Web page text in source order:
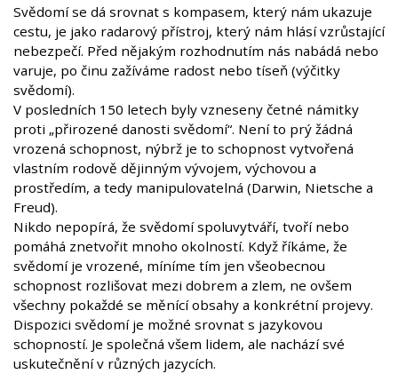
Svědomí se dá srovnat s kompasem, který nám ukazuje
cestu, je jako radarový přístroj, který nám hlásí vzrůstající
nebezpečí. Před nějakým rozhodnutím nás nabádá nebo
varuje, po činu zažíváme radost nebo tíseň (výčitky
svědomí).
V posledních 150 letech byly vzneseny četné námitky
proti „přirozené danosti svědomí“. Není to prý žádná
vrozená schopnost, nýbrž je to schopnost vytvořená
vlastním rodově dějinným vývojem, výchovou a
prostředím, a tedy manipulovatelná (Darwin, Nietsche a
Freud).
Nikdo nepopírá, že svědomí spoluvytváří, tvoří nebo
pomáhá znetvořit mnoho okolností. Když říkáme, že
svědomí je vrozené, míníme tím jen všeobecnou
schopnost rozlišovat mezi dobrem a zlem, ne ovšem
všechny pokaždé se měnící obsahy a konkrétní projevy.
Dispozici svědomí je možné srovnat s jazykovou
schopností. Je společná všem lidem, ale nachází své
uskutečnění v různých jazycích.